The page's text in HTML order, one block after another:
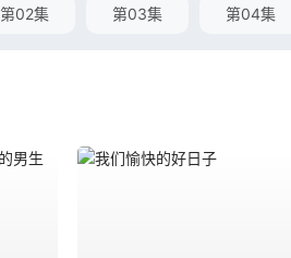
第02集 第03集 第04集